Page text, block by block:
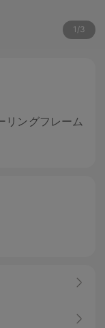
1 /3
リングフレーム